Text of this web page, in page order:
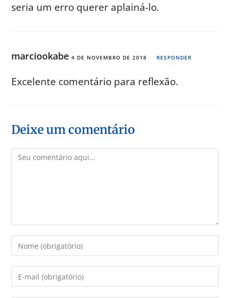
seria um erro querer aplainá-lo.
marciookabe 4 DE NOVEMBRO DE 2018 RESPONDER
Excelente comentário para reflexão.
Deixe um comentário